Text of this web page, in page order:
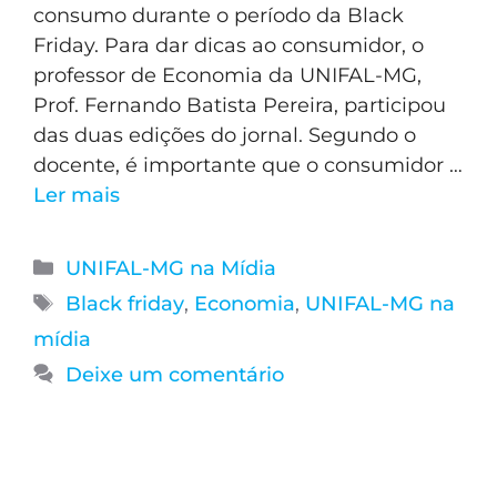
consumo durante o período da Black
Friday. Para dar dicas ao consumidor, o
professor de Economia da UNIFAL-MG,
Prof. Fernando Batista Pereira, participou
das duas edições do jornal. Segundo o
docente, é importante que o consumidor …
Ler mais
UNIFAL-MG na Mídia
Black friday, Economia, UNIFAL-MG na
mídia
Deixe um comentário